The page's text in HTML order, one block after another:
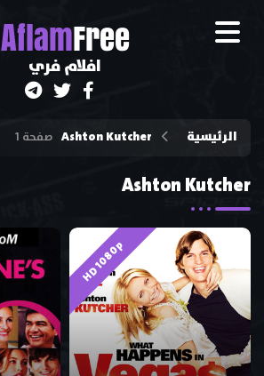
AflamFree
افلام فري
الرئيسية Ashton Kutcher صفحة 1
Ashton Kutcher
HD 1080p